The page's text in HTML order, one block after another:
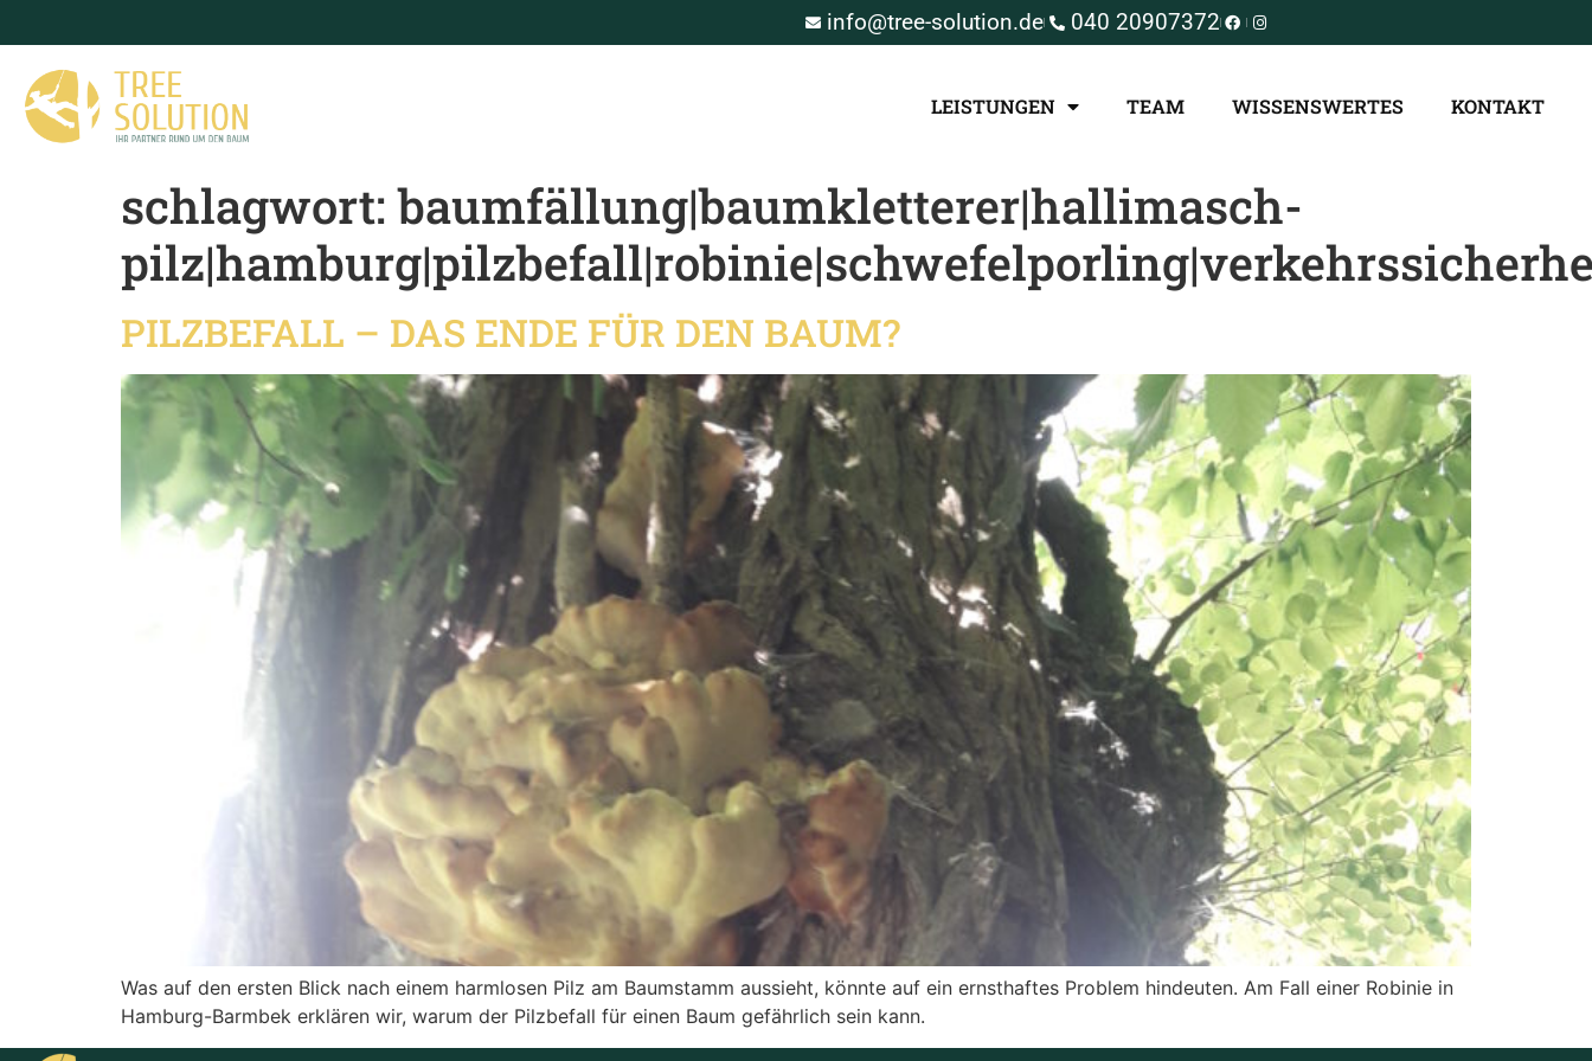
info@tree-solution.de 040 20907372
LEISTUNGEN TEAM WISSENSWERTES KONTAKT
schlagwort:baumfällung|baumkletterer|hallimasch-
PILZBEFALL – DAS ENDE FÜR DEN BAUM?
Was auf den ersten Blick nach einem harmlosen Pilz am Baumstamm aussieht, könnte auf ein ernsthaftes Problem hindeuten. Am Fall einer Robinie in
Hamburg-Barmbek erklären wir, warum der Pilzbefall für einen Baum gefährlich sein kann.